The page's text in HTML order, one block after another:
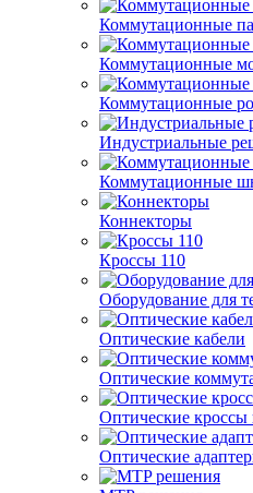
Коммутационные
Коммутационные
Коммутационные
Индустриальные
Коммутационные
Коннекторы
Кроссы 110
Оборудование для
Оптические кабели
Оптические
Оптические кроссы
Оптические